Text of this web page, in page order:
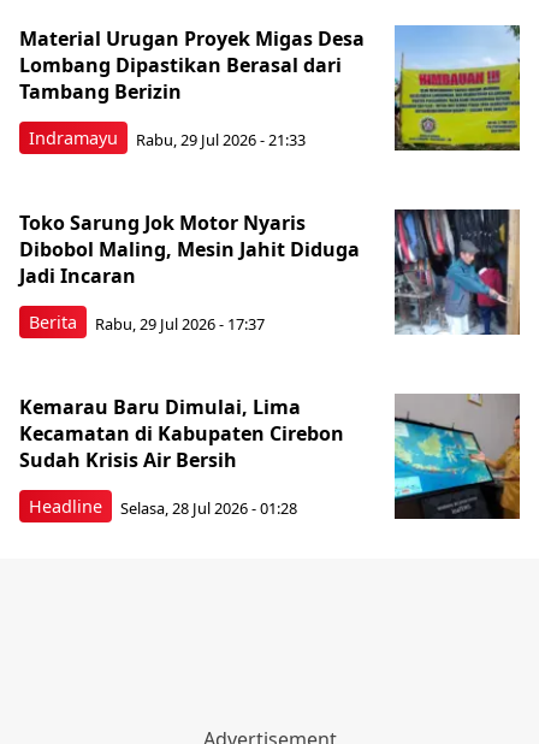
Indramayu
Material Urugan Proyek Migas Desa
Lombang Dipastikan Berasal dari
Tambang Berizin
Rabu, 29 Jul 2026 - 21:33
Berita
Toko Sarung Jok Motor Nyaris
Dibobol Maling, Mesin Jahit Diduga
Jadi Incaran
Rabu, 29 Jul 2026 - 17:37
Headline
Kemarau Baru Dimulai, Lima
Kecamatan di Kabupaten Cirebon
Sudah Krisis Air Bersih
Selasa, 28 Jul 2026 - 01:28